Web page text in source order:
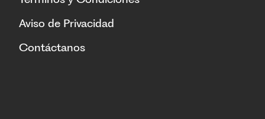
Aviso de Privacidad
Contáctanos